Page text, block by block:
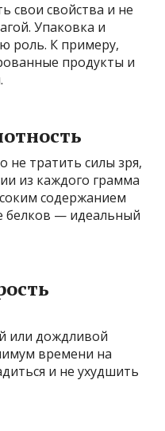
свои свойства и не
Упаковка и
роль. К примеру,
продукты и
тратить силы зря,
из каждого грамма
содержанием
белков — идеальный
или дождливой
времени на
и не ухудшить